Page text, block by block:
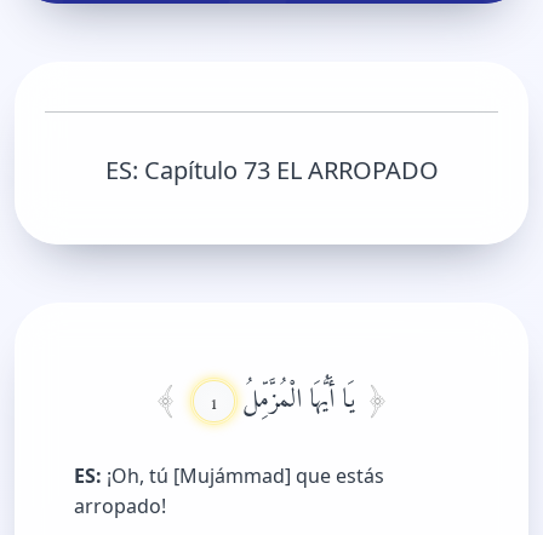
ES: Capítulo 73 EL ARROPADO
يَا أَيُّهَا الْمُزَّمِّلُ 1
ES: ¡Oh, tú [Mujámmad] que estás
arropado!